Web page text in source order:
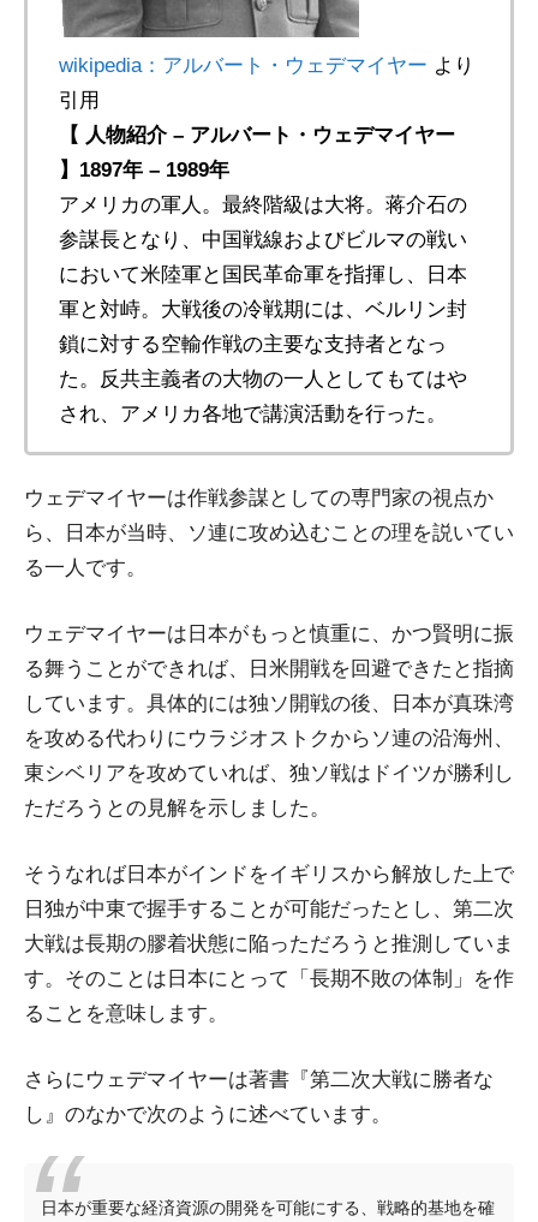
wikipedia：アルバート・ウェデマイヤー より
引用
【 人物紹介 – アルバート・ウェデマイヤー
】1897年 – 1989年
アメリカの軍人。最終階級は大将。蒋介石の
参謀長となり、中国戦線およびビルマの戦い
において米陸軍と国民革命軍を指揮し、日本
軍と対峙。大戦後の冷戦期には、ベルリン封
鎖に対する空輸作戦の主要な支持者となっ
た。反共主義者の大物の一人としてもてはや
され、アメリカ各地で講演活動を行った。
ウェデマイヤーは作戦参謀としての専門家の視点か
ら、日本が当時、ソ連に攻め込むことの理を説いてい
る一人です。
ウェデマイヤーは日本がもっと慎重に、かつ賢明に振
る舞うことができれば、日米開戦を回避できたと指摘
しています。具体的には独ソ開戦の後、日本が真珠湾
を攻める代わりにウラジオストクからソ連の沿海州、
東シベリアを攻めていれば、独ソ戦はドイツが勝利し
ただろうとの見解を示しました。
そうなれば日本がインドをイギリスから解放した上で
日独が中東で握手することが可能だったとし、第二次
大戦は長期の膠着状態に陥っただろうと推測していま
す。そのことは日本にとって「長期不敗の体制」を作
ることを意味します。
さらにウェデマイヤーは著書『第二次大戦に勝者な
し』のなかで次のように述べています。
日本が重要な経済資源の開発を可能にする、戦略的基地を確